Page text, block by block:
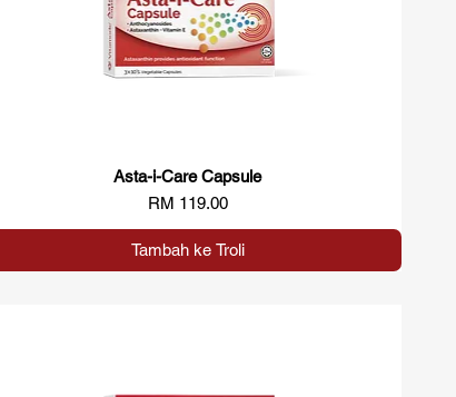
Paparan Segera
Asta-i-Care Capsule
Harga
RM 119.00
Tambah ke Troli